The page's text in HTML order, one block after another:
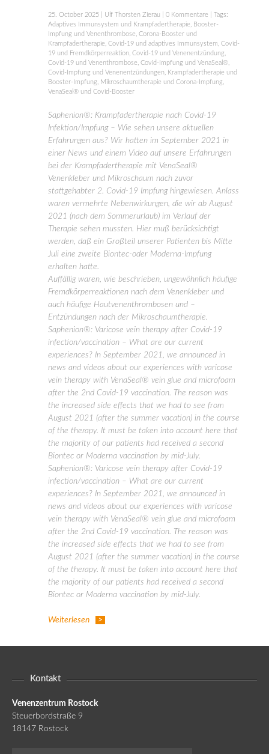
25. October 2025 Ulf Thorsten Zierau 0 Kommentare | Tags:
Adaptives Immunsystem und Krampfadertherapie
Booster-
Impfung und Venenthrombose Corona-Booster und
Krampfadertherapie Covid-19 und adaptives Immunsystem Covid-
19 und Fremdkörperreaktion Covid-19 und Venenentzündung
Covid-19 und Venenthrombose Covid-Impfung und VenaSeal®
Covid-Impfung und Venenentzündungen
Krampfadertherapie und
Booster-Impfung
Mikroschaumtherapie und Corona-Impfung
VenaSeal® und Covid-Booster
Saphenion®: Krampfadertherapie nach Covid-19
Infektion/Impfung – Wie sehen unsere aktuellen
Erfahrungen aus? Wir hatten im September 2021 in
einer News und einem Video auf unsere Erfahrungen
bei der Krampfadertherapie mit VenaSeal®
Venenkleber und Mikroschaum nach zuvor
stattgehabter 2. Covid-19 Impfung hingewiesen. Anlass
waren vermehrte Nebenwirkungen, die wir ab August
2021 (nach dem Sommerurlaub) im Verlauf der
Therapie sehen mussten. Hier muß berücksichtigt
werden, daß ein Großteil unserer Patienten bis Mitte
Juli eine zweite Biontec-oder Moderna-Impfung
erhalten hatte.
Auffällig waren, wie beschrieben, ungewöhnlich häufige
Fremdkörperreaktionen nach dem Venenkleber und
auch häufige Hautvenenthrombosen und –
Entzündungen nach der Mikroschaumtherapie.
Saphenion®: Varicose vein therapy after Covid-19
infection/vaccination – What are our current
experiences? In September 2021, we announced in
news and videos about our experiences with varicose
vein therapy with VenaSeal® vein glue and microfoam
after the 2nd Covid-19 vaccination. The reason was
the increased side effects that we had to see from
August 2021 (after the summer vacation) in the course
of the therapy. It must be taken into account here that
the majority of our patients had received a second
Biontec or Moderna vaccination by mid-July.
Saphenion®: Varicose vein therapy after Covid-19
infection/vaccination – What are our current
experiences? In September 2021, we announced in
news and videos about our experiences with varicose
vein therapy with VenaSeal® vein glue and microfoam
after the 2nd Covid-19 vaccination. The reason was
the increased side effects that we had to see from
August 2021 (after the summer vacation) in the course
of the therapy. It must be taken into account here that
the majority of our patients had received a second
Biontec or Moderna vaccination by mid-July.
Weiterlesen
Kontakt
Venenzentrum Rostock
Steuerbordstraße 9
18147 Rostock